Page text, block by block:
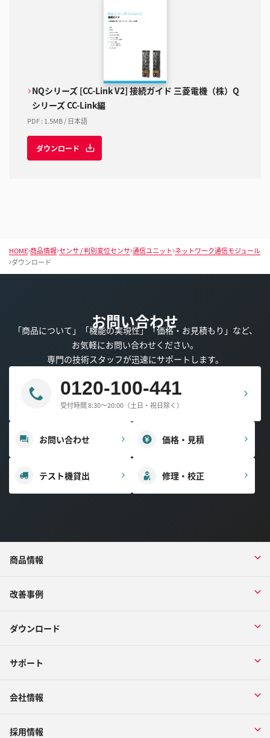
NQシリーズ [CC-Link V2] 接続ガイド 三菱電機（株）Q
シリーズ CC-Link編
PDF: 1.5MB/ 日本語
ダウンロード
HOME 商品情報 センサ / 判別変位センサ 通信ユニット ネットワーク通信モジュール
ダウンロード
お問い合わせ
「商品について」「機能の実現性」「価格・お見積もり」など、
お気軽にお問い合わせください。
専門の技術スタッフが迅速にサポートします。
0120-100-441
受付時間 8:30～20:00（土日・祝日除く）
お問い合わせ 価格・見積
テスト機貸出 修理・校正
商品情報
改善事例
ダウンロード
サポート
会社情報
採用情報